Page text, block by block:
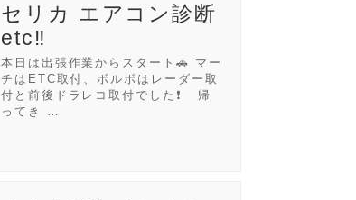
セリカ エアコン診断
etc‼️
本日は出張作業からスタート🚗 マー
チはETC取付、ボルボはレーダー取
付と前後ドラレコ取付でした❗ 帰
ってき …